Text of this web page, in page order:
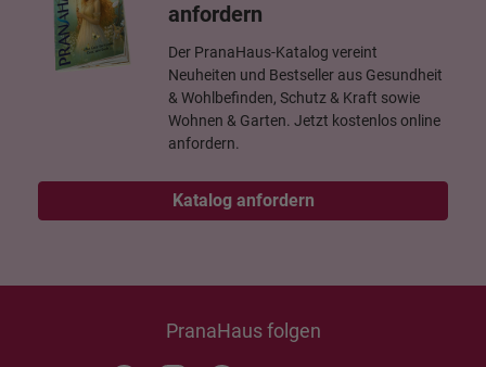
anfordern
Der PranaHaus-Katalog vereint
Neuheiten und Bestseller aus Gesundheit
& Wohlbefinden, Schutz & Kraft sowie
Wohnen & Garten. Jetzt kostenlos online
anfordern.
Katalog anfordern
PranaHaus folgen